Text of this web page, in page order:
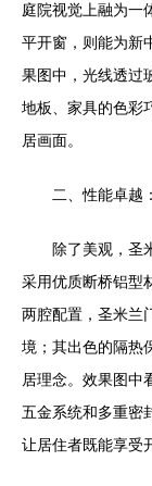
庭院视觉上融为一
平开窗，则能为新
果图中，光线透过
地板、家具的色彩
居画面。
二、性能卓越
除了美观，圣
采用优质断桥铝型
两腔配置，圣米兰
境；其出色的隔热
居理念。效果图中
五金系统和多重密
让居住者既能享受